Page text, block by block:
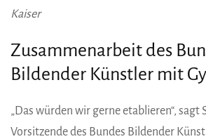
Kaiser
Zusammenarbeit des
Bildender Künstler mit
„Das würden wir gerne etablieren“, sagt
Vorsitzende des Bundes Bildender